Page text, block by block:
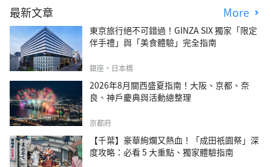
最新文章 More
東京旅行絕不可錯過！GINZA SIX 獨家「限定
伴手禮」與「美食體驗」完全指南
銀座・日本橋
2026年8月關西盛夏指南！大阪、京都、奈
良、神戶慶典與活動總整理
京都府
【千葉】豪華絢爛又熱血！「成田祇園祭」深
度攻略：必看 5 大重點、獨家體驗指南